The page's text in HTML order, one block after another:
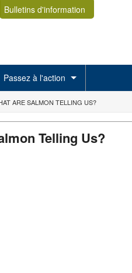
Bulletins d'information
Passez à l'action
ARE SALMON TELLING US?
Telling Us?